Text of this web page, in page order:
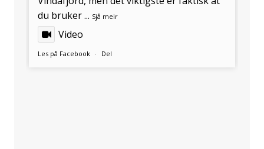
du bruker... Sjå meir
Video
Les på Facebook · Del